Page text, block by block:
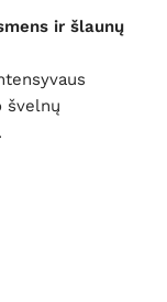
ir šlaunų
švelnų